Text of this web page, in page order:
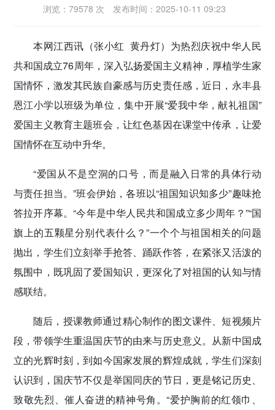
传递党的声音
浏览：79578 次 发布时间：2025-10-11 09:23
本网江西讯（张小红 黄丹灯） 为热烈庆祝中华人民
共和国成立76周年，深入弘扬爱国主义精神，厚植学生家
国情怀，激发其民族自豪感与历史责任感，近日，永丰县
恩江小学以班级为单位，集中开展“爱我中华，献礼祖国”
爱国主义教育主题班会，让红色基因在课堂中传承，让爱
国情怀在互动中升华。
“爱国从不是空洞的口号，而是融入日常的具体行动
与责任担当。”班会伊始，各班以“祖国知识知多少”趣味抢
答拉开序幕。“今年是中华人民共和国成立多少周年？”“国
旗上的五颗星分别代表什么？”一个个与祖国相关的问题
抛出，学生们立刻举手抢答、踊跃作答，在紧张又活泼的
氛围中，既巩固了爱国知识，更深化了对祖国的认知与情
感联结。
随后，授课教师通过精心制作的图文课件、短视频片
段，带领学生重温国庆节的由来与历史意义。从新中国成
立的光辉时刻，到如今国家发展的辉煌成就，学生们深刻
认识到，国庆节不仅是举国同庆的节日，更是铭记历史、
致敬先烈、催人奋进的精神号角。“爱护胸前的红领巾、